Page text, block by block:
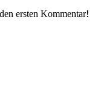
ersten Kommentar!